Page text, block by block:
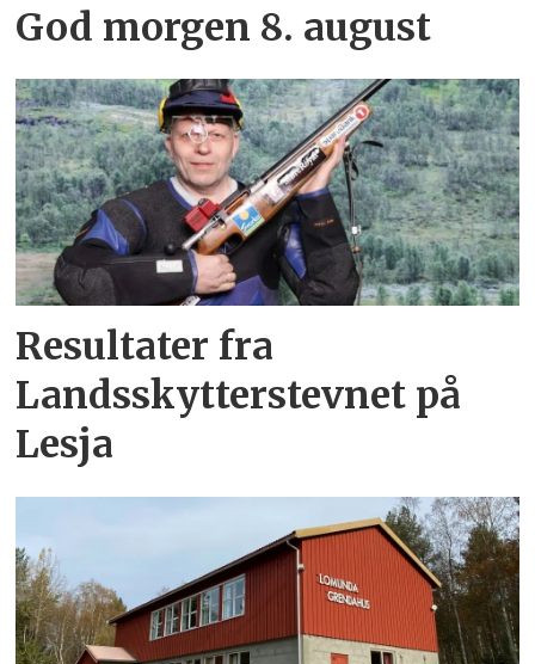
God morgen 8. august
Resultater fra
Landsskytterstevnet på
Lesja